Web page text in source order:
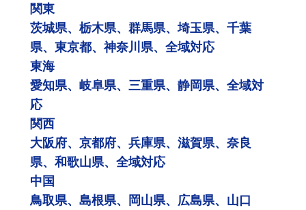
関東
茨城県、栃木県、群馬県、埼玉県、千葉
県、東京都、神奈川県、全域対応
東海
愛知県、岐阜県、三重県、静岡県、全域対
応
関西
大阪府、京都府、兵庫県、滋賀県、奈良
県、和歌山県、全域対応
中国
鳥取県、島根県、岡山県、広島県、山口